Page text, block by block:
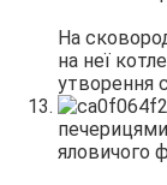
На
на неї
утворення